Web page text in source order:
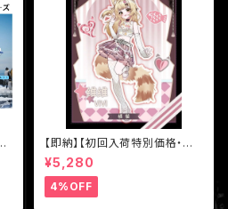
【即納】【初回入荷特別価格・単
品】【MEOW3（ニャニャニャ次
元）】シリーズ【不可食用人形Ine
dible Doll】1/8 BJD ブライン
ドドール
¥5,280
4%OFF